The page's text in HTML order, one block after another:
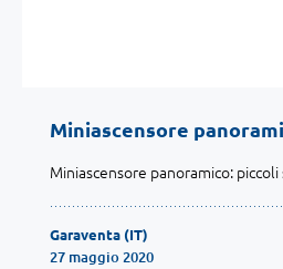
Miniascensore
Miniascensore panoramico: piccoli
Garaventa (IT)
27 maggio 2020